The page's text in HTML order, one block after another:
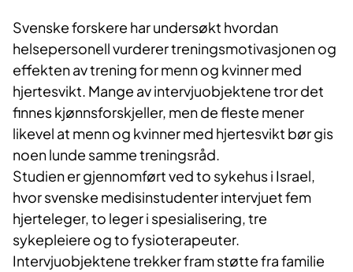
Svenske forskere har undersøkt hvordan
helsepersonell vurderer treningsmotivasjonen og
effekten av trening for menn og kvinner med
hjertesvikt. Mange av intervjuobjektene tror det
finnes kjønnsforskjeller, men de fleste mener
likevel at menn og kvinner med hjertesvikt bør gis
noen lunde samme treningsråd.
Studien er gjennomført ved to sykehus i Israel,
hvor svenske medisinstudenter intervjuet fem
hjerteleger, to leger i spesialisering, tre
sykepleiere og to fysioterapeuter.
Intervjuobjektene trekker fram støtte fra familie